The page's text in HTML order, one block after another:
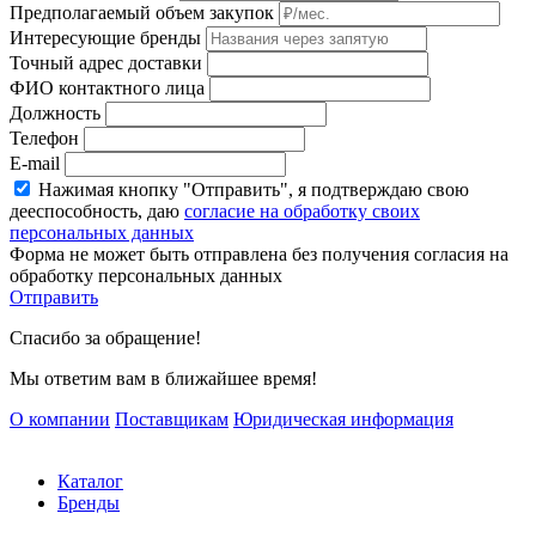
Предполагаемый объем закупок
Интересующие бренды
Точный адрес доставки
ФИО контактного лица
Должность
Телефон
E-mail
Нажимая кнопку "Отправить", я подтверждаю свою
дееспособность, даю согласие на обработку своих
персональных данных
Форма не может быть отправлена без получения согласия на
обработку персональных данных
Отправить
Спасибо за обращение!
Мы ответим вам в ближайшее время!
О компании Поставщикам Юридическая информация
Каталог
Бренды